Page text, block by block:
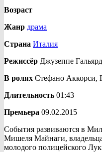
Возраст
Жанр драма
Страна Италия
Режиссёр Джузеппе
В ролях Стефано Аккорси,
Длительность 01:43
Премьера 09.02.2015
События развиваются в
Мишеля Майнаги,
молодого полицейского